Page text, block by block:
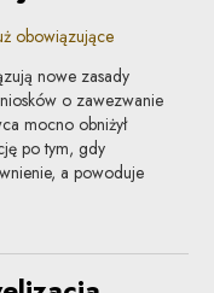
obowiązujące
nowe zasady
o zawezwanie
mocno obniżył
po tym, gdy
a powoduje